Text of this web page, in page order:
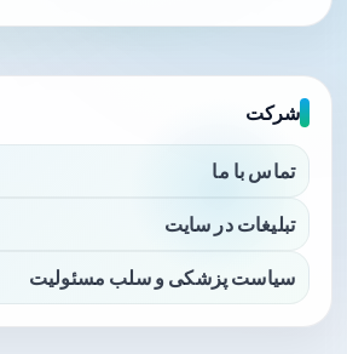
شرکت
تماس با ما
تبلیغات در سایت
سیاست پزشکی و سلب مسئولیت